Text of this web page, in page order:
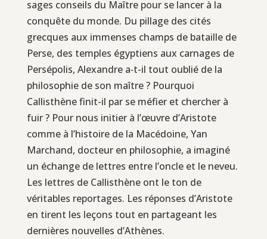
sages conseils du Maître pour se lancer à la
conquête du monde. Du pillage des cités
grecques aux immenses champs de bataille de
Perse, des temples égyptiens aux carnages de
Persépolis, Alexandre a‑t-il tout oublié de la
philosophie de son maître ? Pourquoi
Callisthène finit-il par se méfier et chercher à
fuir ? Pour nous initier à l’œuvre d’Aristote
comme à l’histoire de la Macédoine, Yan
Marchand, docteur en philosophie, a imaginé
un échange de lettres entre l’oncle et le neveu.
Les lettres de Callisthène ont le ton de
véritables reportages. Les réponses d’Aristote
en tirent les leçons tout en partageant les
dernières nouvelles d’Athènes.